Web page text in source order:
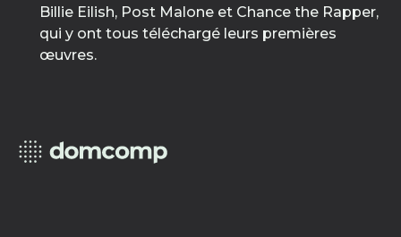
Billie Eilish, Post Malone et Chance the Rapper,
qui y ont tous téléchargé leurs premières
œuvres.